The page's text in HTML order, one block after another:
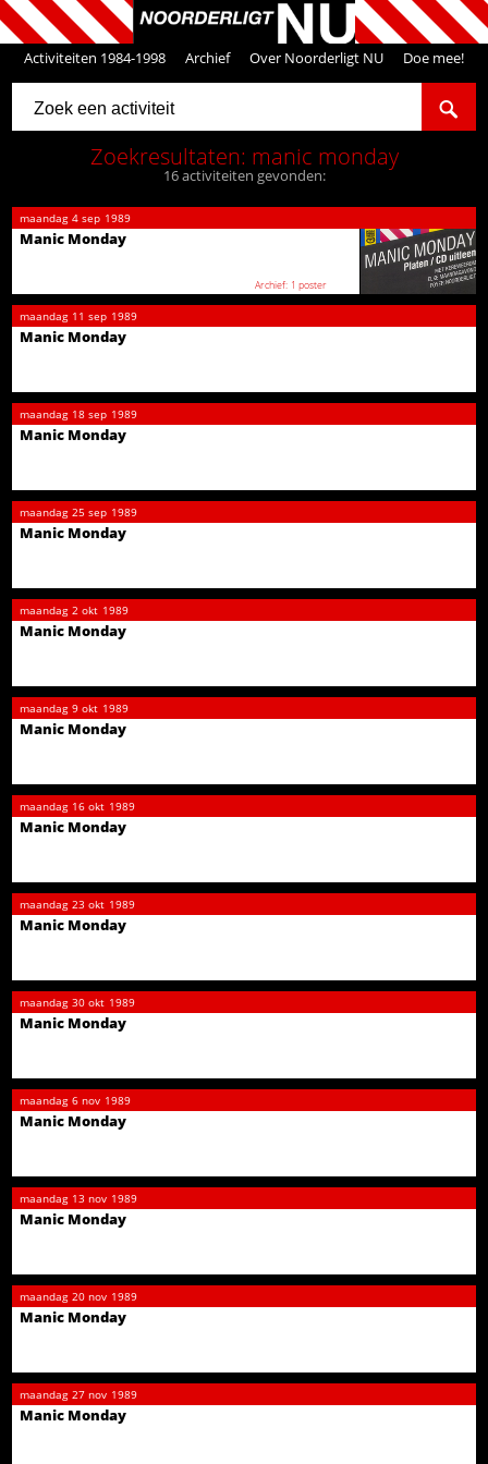
Activiteiten 1984-1998 Archief Over Noorderligt NU Doe mee!
Zoekresultaten: manic monday
16 activiteiten gevonden:
maandag 4 sep 1989
Manic Monday
1 poster
maandag 11 sep 1989
Manic Monday
maandag 18 sep 1989
Manic Monday
maandag 25 sep 1989
Manic Monday
maandag 2 okt 1989
Manic Monday
maandag 9 okt 1989
Manic Monday
maandag 16 okt 1989
Manic Monday
maandag 23 okt 1989
Manic Monday
maandag 30 okt 1989
Manic Monday
maandag 6 nov 1989
Manic Monday
maandag 13 nov 1989
Manic Monday
maandag 20 nov 1989
Manic Monday
maandag 27 nov 1989
Manic Monday